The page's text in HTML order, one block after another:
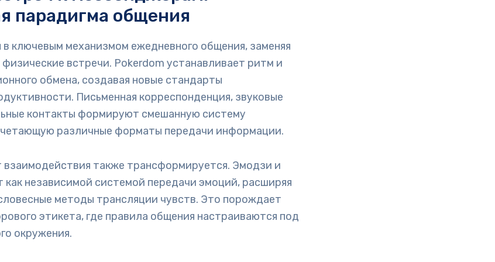
парадигма общения
ключевым механизмом ежедневного общения, заменяя
встречи. Pokerdom устанавливает ритм и
обмена, создавая новые стандарты
Письменная корреспонденция, звуковые
контакты формируют смешанную систему
различные форматы передачи информации.
взаимодействия также трансформируется. Эмодзи и
как независимой системой передачи эмоций, расширяя
методы трансляции чувств. Это порождает
этикета, где правила общения настраиваются под
окружения.